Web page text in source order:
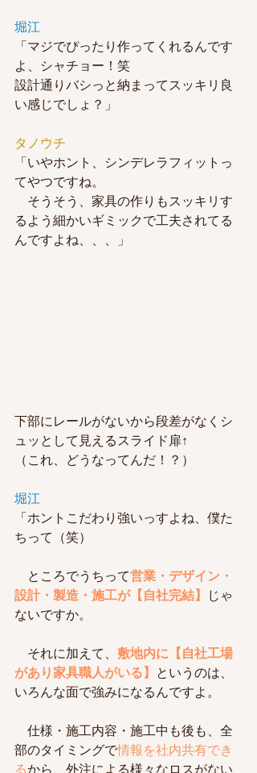
堀江
「マジでぴったり作ってくれるんです
よ、シャチョー！笑
設計通りバシっと納まってスッキリ良
い感じでしょ？」
タノウチ
「いやホント、シンデレラフィットっ
てやつですね。
そうそう、家具の作りもスッキリす
るよう細かいギミックで工夫されてる
んですよね、、、」
下部にレールがないから段差がなくシ
ュッとして見えるスライド扉↑
（これ、どうなってんだ！？）
堀江
「ホントこだわり強いっすよね、僕た
ちって（笑）
ところでうちって営業・デザイン・
設計・製造・施工が【自社完結】
じゃ
ないですか。
それに加えて、 敷地内に【自社工場
があり家具職人がいる】
というのは、
いろんな面で強みになるんですよ。
仕様・施工内容・施工中も後も、全
部のタイミングで情報を社内共有でき
るから、外注による様々なロスがない